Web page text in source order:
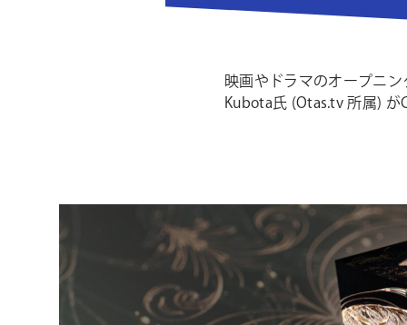
映画やドラマのオープニ
Kubota氏 (Otas.tv 所属)